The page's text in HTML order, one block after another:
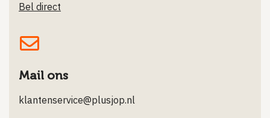
Bel direct
Mail ons
klantenservice@plusjop.nl